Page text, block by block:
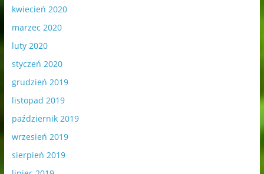
kwiecień 2020
marzec 2020
luty 2020
styczeń 2020
grudzień 2019
listopad 2019
październik 2019
wrzesień 2019
sierpień 2019